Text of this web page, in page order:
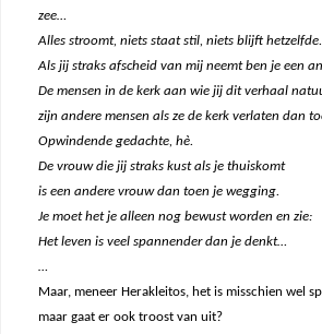
zee…
Alles stroomt, niets staat stil, niets blijft hetzelfde.
Als jij straks afscheid van mij neemt ben je een
De mensen in de kerk aan wie jij dit verhaal
zijn andere mensen als ze de kerk verlaten dan
Opwindende gedachte, hè.
De vrouw die jij straks kust als je thuiskomt
is een andere vrouw dan toen je wegging.
Je moet het je alleen nog bewust worden en zie:
Het leven is veel spannender dan je denkt…
…
Maar, meneer Herakleitos, het is misschien wel
maar gaat er ook troost van uit?